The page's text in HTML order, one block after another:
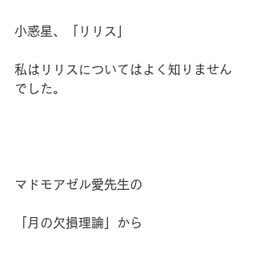
小惑星、「リリス」
私はリリスについてはよく知りません
でした。
マドモアゼル愛先生の
「月の欠損理論」から